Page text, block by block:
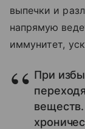
выпечки и
напрямую
иммунитет,
При
веществ.